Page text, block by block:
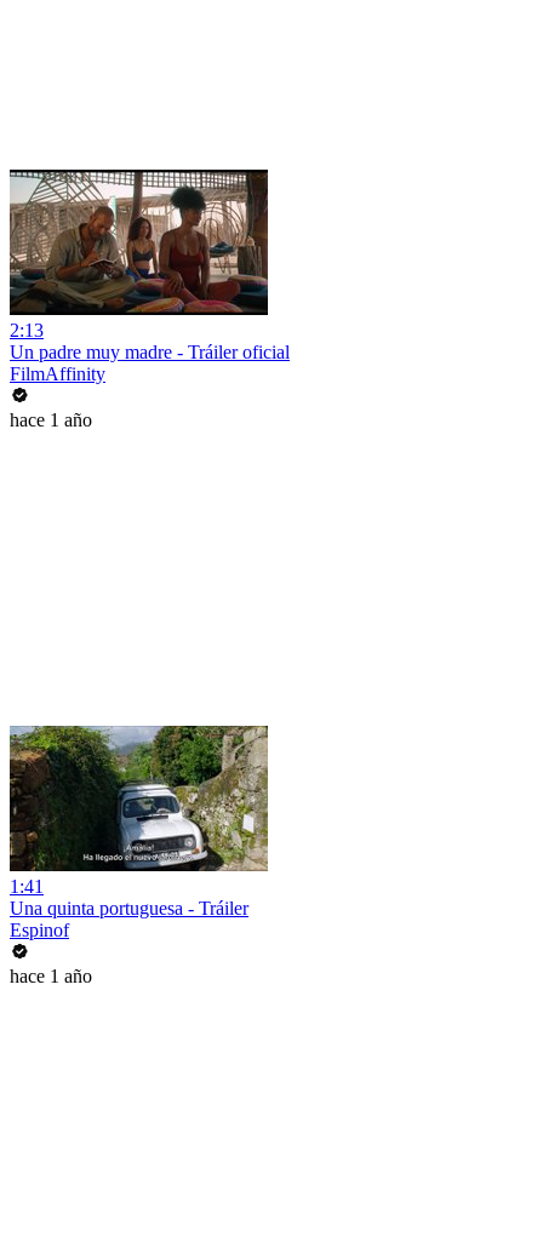
2:13
Un padre muy madre - Tráiler oficial
FilmAffinity
hace 1 año
1:41
Una quinta portuguesa - Tráiler
Espinof
hace 1 año